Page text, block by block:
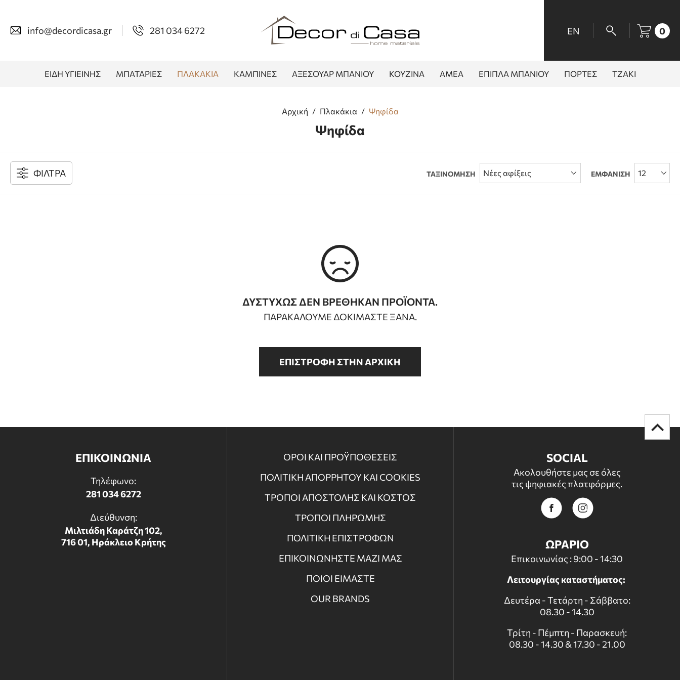
info@decordicasa.gr 281 034 6272 EN 0
ΕΙΔΗ ΥΓΙΕΙΝΗΣ ΜΠΑΤΑΡΙΕΣ ΠΛΑΚΑΚΙΑ ΚΑΜΠΙΝΕΣ ΑΞΕΣΟΥΑΡ ΜΠΑΝΙΟΥ ΚΟΥΖΙΝΑ ΑΜΕΑ ΕΠΙΠΛΑ ΜΠΑΝΙΟΥ ΠΟΡΤΕΣ ΤΖΑΚΙ
Αρχική / Πλακάκια / Ψηφίδα
Ψηφίδα
ΦΙΛΤΡΑ ΤΑΞΙΝΟΜΗΣΗ ΕΜΦΑΝΙΣΗ
ΔΥΣΤΥΧΩΣ ΔΕΝ ΒΡΕΘΗΚΑΝ ΠΡΟΪΟΝΤΑ.
ΠΑΡΑΚΑΛΟΥΜΕ ΔΟΚΙΜΑΣΤΕ ΞΑΝΑ.
ΕΠΙΣΤΡΟΦΗ ΣΤΗΝ ΑΡΧΙΚΗ
ΕΠΙΚΟΙΝΩΝΙΑ
Τηλέφωνο:
281 034 6272
Διεύθυνση:
Μιλτιάδη Καράτζη 102,
716 01, Ηράκλειο Κρήτης
ΟΡΟΙ ΚΑΙ ΠΡΟΫΠΟΘΕΣΕΙΣ
ΠΟΛΙΤΙΚΗ ΑΠΟΡΡΗΤΟΥ ΚΑΙ COOKIES
ΤΡΟΠΟΙ ΑΠΟΣΤΟΛΗΣ ΚΑΙ ΚΟΣΤΟΣ
ΤΡΟΠΟΙ ΠΛΗΡΩΜΗΣ
ΠΟΛΙΤΙΚΗ ΕΠΙΣΤΡΟΦΩΝ
ΕΠΙΚΟΙΝΩΝΗΣΤΕ ΜΑΖΙ ΜΑΣ
ΠΟΙΟΙ ΕΙΜΑΣΤΕ
OUR BRANDS
SOCIAL
Ακολουθήστε μας σε όλες
τις ψηφιακές πλατφόρμες.
ΩΡΑΡΙΟ
Επικοινωνίας : 9:00 - 14:30
Λειτουργίας καταστήματος:
Δευτέρα - Τετάρτη - Σάββατο:
08.30 - 14.30
Τρίτη - Πέμπτη - Παρασκευή:
08.30 - 14.30 & 17.30 - 21.00